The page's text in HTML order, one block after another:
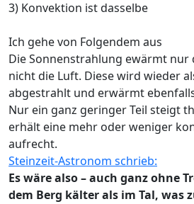
3) Konvektion ist dasselbe
Ich gehe von Folgendem aus
Die Sonnenstrahlung ewärmt nur
nicht die Luft. Diese wird wieder
abgestrahlt und erwärmt
Nur ein ganz geringer Teil steigt
erhält eine mehr oder weniger
aufrecht.
Steinzeit-Astronom schrieb:
Es wäre also – auch ganz ohne
dem Berg kälter als im Tal, was